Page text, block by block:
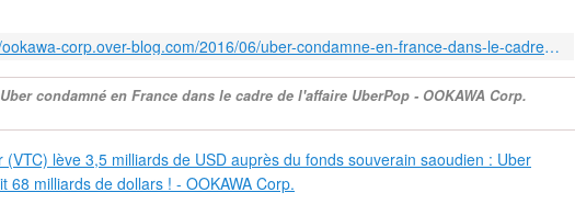
http://ookawa-corp.over-blog.com/2016/06/uber-condamne-en-france-dans-le-cadre-de-l-affaire-uberpop.html
Uber condamné en France dans le cadre de l'affaire UberPop - OOKAWA Corp.